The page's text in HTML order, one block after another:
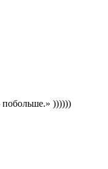
побольше.» ))))))